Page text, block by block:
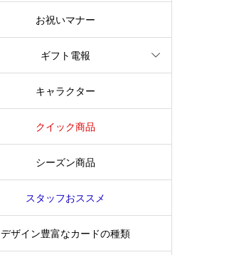
お祝いマナー
ギフト電報
キャラクター
クイック商品
シーズン商品
スタッフおススメ
デザイン豊富なカードの種類